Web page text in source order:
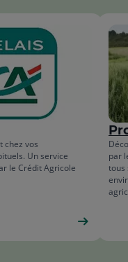
chez vos
Un service
le Crédit Agricole
par
tous